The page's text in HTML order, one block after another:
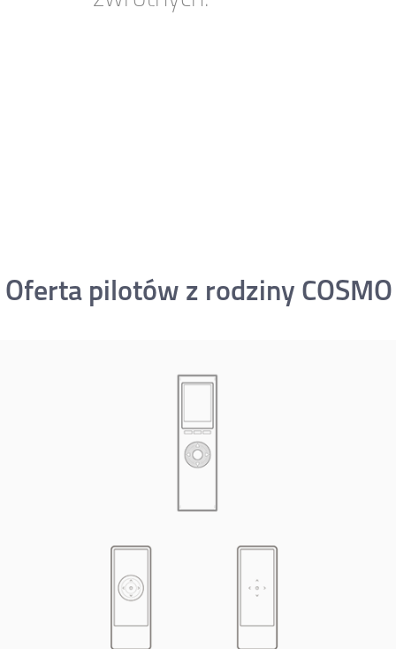
Oferta pilotów z rodziny COSMO